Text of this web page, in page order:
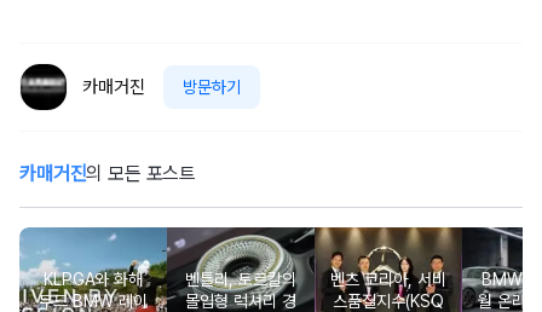
카매거진 방문하기
카매거진의 모든 포스트
KLPGA와 화해
무드 BMW 레이
벤틀리, 토르칼의
몰입형 럭셔리 경
벤츠 코리아, 서비
스품질지수(KSQ
BMW
월 온라